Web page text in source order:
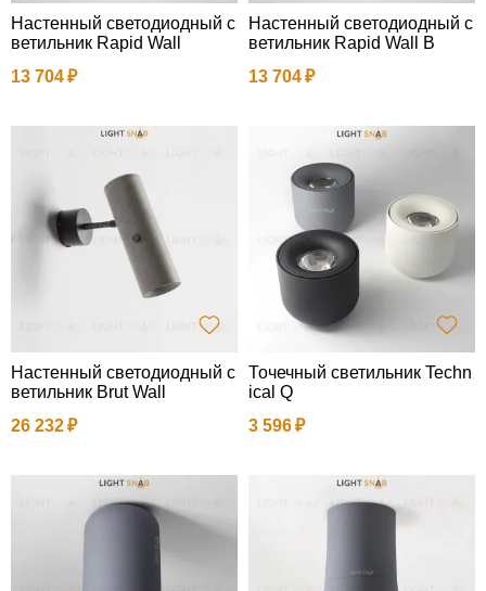
Настенный светодиодный с
ветильник Rapid Wall
13 704
Настенный светодиодный с
ветильник Rapid Wall B
13 704
Настенный светодиодный с
ветильник Brut Wall
26 232
Точечный светильник Techn
ical Q
3 596